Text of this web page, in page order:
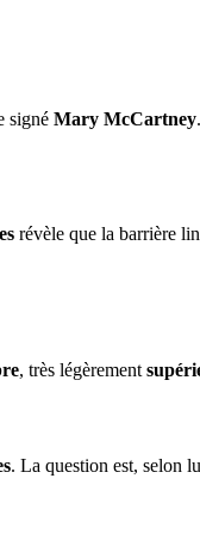
signé Mary McCartney.
révèle que la barrière
, très légèrement
. La question est, selon